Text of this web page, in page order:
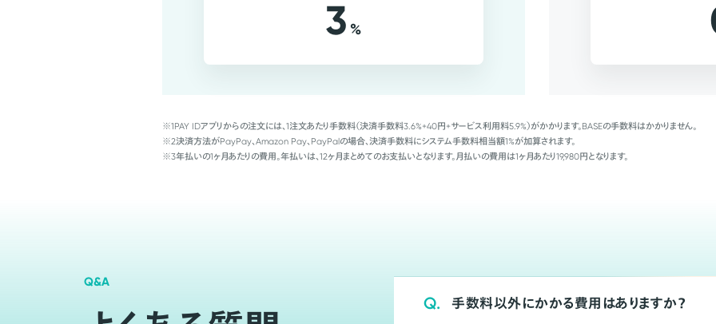
3 %
※1PAY IDアプリからの注文には、1注文あたり手数料（決済手数料3.6%+40円+サービス利用料5.9%）がかかります。BASEの手数料はかかりません。
※2決済方法がPayPay、Amazon Pay、PayPalの場合、決済手数料にシステム手数料相当額1%が加算されます。
※3年払いの1ヶ月あたりの費用。年払いは、12ヶ月まとめてのお支払いとなります。月払いの費用は1ヶ月あたり19,980円となります。
Q&A
Q. 手数料以外にかかる費用はありますか？